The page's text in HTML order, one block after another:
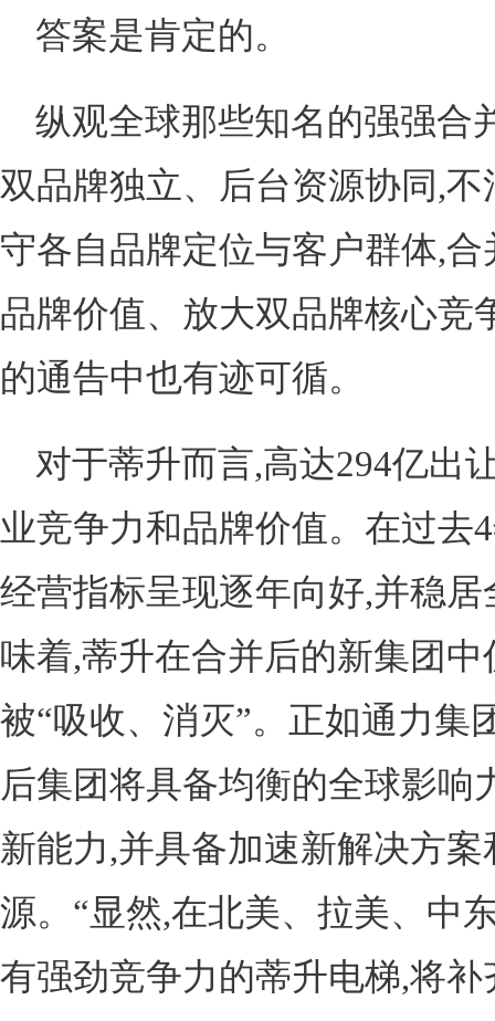
答案是肯定的。
纵观全球那些知名的强强合
双品牌独立、后台资源协同,
守各自品牌定位与客户群体,
品牌价值、放大双品牌核心竞
的通告中也有迹可循。
对于蒂升而言,高达294亿出
业竞争力和品牌价值。在过去
经营指标呈现逐年向好,并稳
味着,蒂升在合并后的新集团
被“吸收、消灭”。正如通力集
后集团将具备均衡的全球影响
新能力,并具备加速新解决方
源。“显然,在北美、拉美、中
有强劲竞争力的蒂升电梯,将